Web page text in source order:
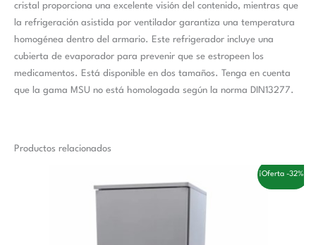
cristal proporciona una excelente visión del contenido, mientras que
la refrigeración asistida por ventilador garantiza una temperatura
homogénea dentro del armario. Este refrigerador incluye una
cubierta de evaporador para prevenir que se estropeen los
medicamentos. Está disponible en dos tamaños. Tenga en cuenta
que la gama MSU no está homologada según la norma DIN13277.
Productos relacionados
¡Oferta -32%!
original